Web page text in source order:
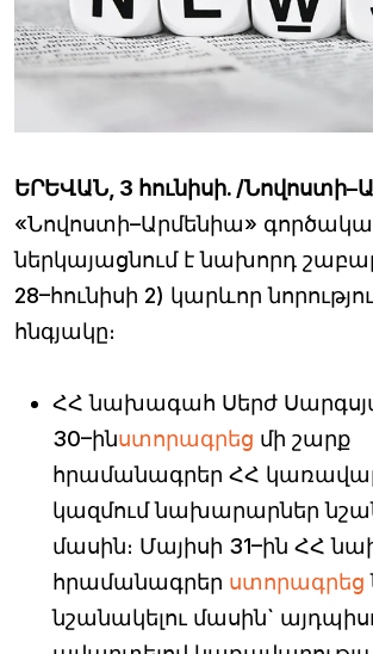
ԵՐԵՎԱՆ, 3 հունիսի. /
«Նովոստի–Արմենիա»
ներկայացնում է նախորդ
28–հունիսի 2) կարևոր
հնգյակը։
ՀՀ նախագահ Սերժ
30–ինստորագրեց մի շարք
հրամանագրեր ՀՀ
կազմում նախարարներ
մասին։ Մայիսի 31–ին ՀՀ
հրամանագրեր ստորագրեց
նշանակելու մասին`